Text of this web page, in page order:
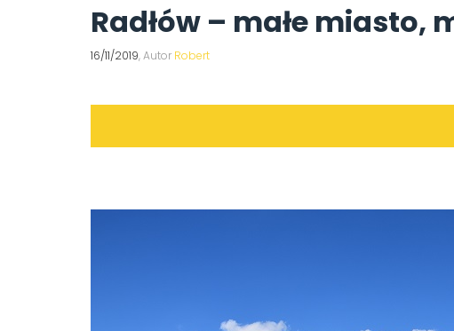
Radłów – małe miasto,
16/11/2019, Autor Robert